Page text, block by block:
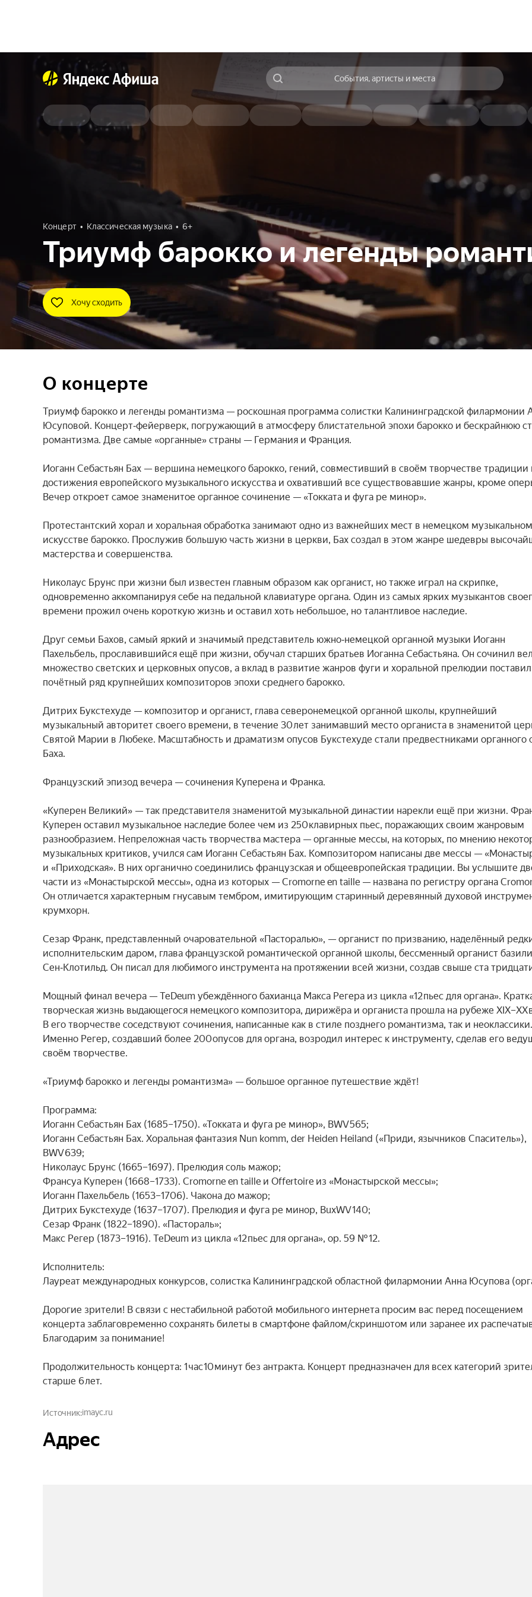
События, артисты и места
Концерт Классическая музыка 6+
Триумф барокко и легенды
Хочу сходить
О концерте
Триумф барокко и легенды романтизма — роскошная программа солистки Калининградской филармонии
Юсуповой. Концерт‑фейерверк, погружающий в атмосферу блистательной эпохи барокко и бескрайнюю
романтизма. Две самые «органные» страны — Германия и Франция.
Иоганн Себастьян Бах — вершина немецкого барокко, гений, совместивший в своём творчестве традиции
достижения европейского музыкального искусства и охвативший все существовавшие жанры, кроме
Вечер откроет самое знаменитое органное сочинение — «Токката и фуга ре минор».
Протестантский хорал и хоральная обработка занимают одно из важнейших мест в немецком музыкальном
искусстве барокко. Прослужив большую часть жизни в церкви, Бах создал в этом жанре шедевры
мастерства и совершенства.
Николаус Брунс при жизни был известен главным образом как органист, но также играл на скрипке,
одновременно аккомпанируя себе на педальной клавиатуре органа. Один из самых ярких музыкантов
времени прожил очень короткую жизнь и оставил хоть небольшое, но талантливое наследие.
Друг семьи Бахов, самый яркий и значимый представитель южно‑немецкой органной музыки Иоганн
Пахельбель, прославившийся ещё при жизни, обучал старших братьев Иоганна Себастьяна. Он сочинил
множество светских и церковных опусов, а вклад в развитие жанров фуги и хоральной прелюдии
почётный ряд крупнейших композиторов эпохи среднего барокко.
Дитрих Букстехуде — композитор и органист, глава северонемецкой органной школы, крупнейший
музыкальный авторитет своего времени, в течение 30 лет занимавший место органиста в знаменитой
Святой Марии в Любеке. Масштабность и драматизм опусов Букстехуде стали предвестниками органного
Баха.
Французский эпизод вечера — сочинения Куперена и Франка.
«Куперен Великий» — так представителя знаменитой музыкальной династии нарекли ещё при жизни.
Куперен оставил музыкальное наследие более чем из 250 клавирных пьес, поражающих своим жанровым
разнообразием. Непреложная часть творчества мастера — органные мессы, на которых, по мнению
музыкальных критиков, учился сам Иоганн Себастьян Бах. Композитором написаны две мессы —
и «Приходская». В них органично соединились французская и общеевропейская традиции. Вы услышите
части из «Монастырской мессы», одна из которых — Cromorne en taille — названа по регистру органа
Он отличается характерным гнусавым тембром, имитирующим старинный деревянный духовой
крумхорн.
Сезар Франк, представленный очаровательной «Пасторалью», — органист по призванию, наделённый
исполнительским даром, глава французской романтической органной школы, бессменный органист
Сен‑Клотильд. Он писал для любимого инструмента на протяжении всей жизни, создав свыше ста
Мощный финал вечера — Te Deum убеждённого бахианца Макса Регера из цикла «12 пьес для органа».
творческая жизнь выдающегося немецкого композитора, дирижёра и органиста прошла на рубеже XIX–XX
В его творчестве соседствуют сочинения, написанные как в стиле позднего романтизма, так и неоклассики.
Именно Регер, создавший более 200 опусов для органа, возродил интерес к инструменту, сделав его
своём творчестве.
«Триумф барокко и легенды романтизма» — большое органное путешествие ждёт!
Программа:
Иоганн Себастьян Бах (1685–1750). «Токката и фуга ре минор», BWV 565;
Иоганн Себастьян Бах. Хоральная фантазия Nun komm, der Heiden Heiland («Приди, язычников Спаситель»),
BWV 639;
Николаус Брунс (1665–1697). Прелюдия соль мажор;
Франсуа Куперен (1668–1733). Cromorne en taille и Offertoire из «Монастырской мессы»;
Иоганн Пахельбель (1653–1706). Чакона до мажор;
Дитрих Букстехуде (1637–1707). Прелюдия и фуга ре минор, BuxWV 140;
Сезар Франк (1822–1890). «Пастораль»;
Макс Регер (1873–1916). Te Deum из цикла «12 пьес для органа», op. 59 № 12.
Исполнитель:
Лауреат международных конкурсов, солистка Калининградской областной филармонии Анна Юсупова
Дорогие зрители! В связи с нестабильной работой мобильного интернета просим вас перед посещением
концерта заблаговременно сохранять билеты в смартфоне файлом/скриншотом или заранее их
Благодарим за понимание!
Продолжительность концерта: 1 час 10 минут без антракта. Концерт предназначен для всех категорий
старше 6 лет.
Источникimayc.ru
Адрес